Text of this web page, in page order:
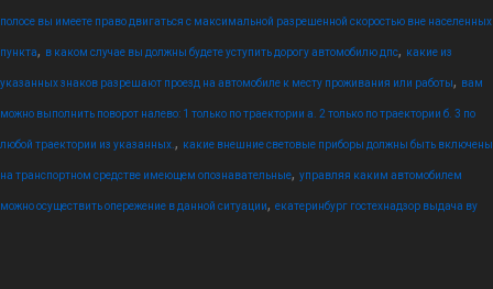
полосе вы имеете право двигаться с максимальной разрешенной скоростью вне населенных
пункта, в каком случае вы должны будете уступить дорогу автомобилю дпс, какие из
указанных знаков разрешают проезд на автомобиле к месту проживания или работы, вам
можно выполнить поворот налево: 1 только по траектории а. 2 только по траектории б. 3 по
любой траектории из указанных. , какие внешние световые приборы должны быть включены
на транспортном средстве имеющем опознавательные, управляя каким автомобилем
можно осуществить опережение в данной ситуации, екатеринбург гостехнадзор выдача ву